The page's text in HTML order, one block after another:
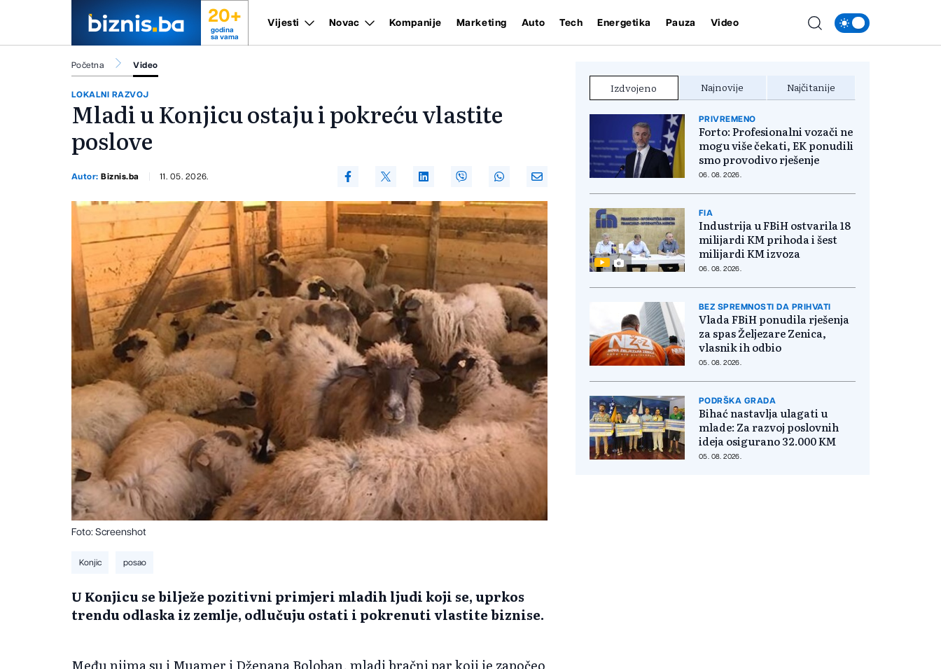
20+
godina
sa vama
Vijesti Novac Kompanije Marketing Auto Tech Energetika Pauza Video
Početna Video
LOKALNI RAZVOJ
Mladi u Konjicu ostaju i pokreću vlastite
poslove
Autor:Biznis.ba 11. 05. 2026.
Foto: Screenshot
Konjic posao
U Konjicu se bilježe pozitivni primjeri mladih ljudi koji se, uprkos
trendu odlaska iz zemlje, odlučuju ostati i pokrenuti vlastite biznise.
Među njima su i Muamer i Dženana Boloban, mladi bračni par koji je započeo
Izdvojeno Najnovije Najčitanije
PRIVREMENO
Forto: Profesionalni vozači ne
mogu više čekati, EK ponudili
smo provodivo rješenje
06. 08. 2026.
FIA
Industrija u FBiH ostvarila 18
milijardi KM prihoda i šest
milijardi KM izvoza
06. 08. 2026.
BEZ SPREMNOSTI DA PRIHVATI
Vlada FBiH ponudila rješenja
za spas Željezare Zenica,
vlasnik ih odbio
05. 08. 2026.
PODRŠKA GRADA
Bihać nastavlja ulagati u
mlade: Za razvoj poslovnih
ideja osigurano 32.000 KM
05. 08. 2026.